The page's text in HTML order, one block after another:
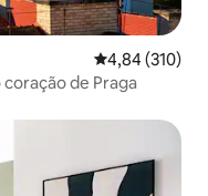
4,84 de uma
4,84 (310)
de Praga